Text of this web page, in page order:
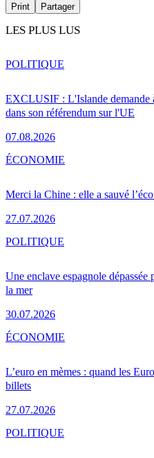
Print Partager
LES PLUS LUS
EXCLUSIF : L'Islande demande
dans son référendum sur l'UE
07.08.2026
POLITIQUE
Merci la Chine : elle a sauvé
27.07.2026
ÉCONOMIE
Une enclave espagnole
la mer
30.07.2026
POLITIQUE
L’euro en mèmes : quand les
billets
27.07.2026
ÉCONOMIE
POLITIQUE